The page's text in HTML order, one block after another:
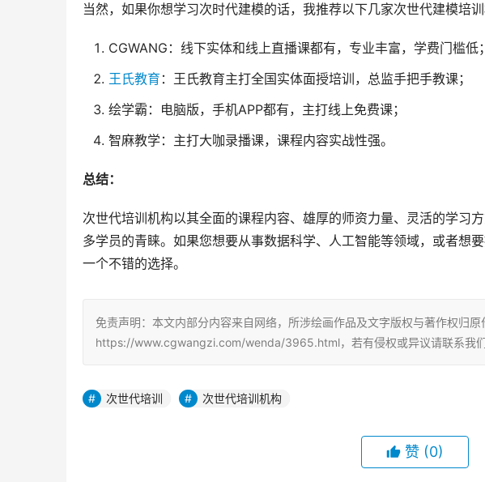
当然，如果你想学习次时代建模的话，我推荐以下几家次世代建模培训
CGWANG：线下实体和线上直播课都有，专业丰富，学费门槛低；
王氏教育 ：王氏教育主打全国实体面授培训，总监手把手教课；
绘学霸：电脑版，手机APP都有，主打线上免费课；
智麻教学：主打大咖录播课，课程内容实战性强。
总结：
次世代培训机构以其全面的课程内容、雄厚的师资力量、灵活的学习
多学员的青睐。如果您想要从事数据科学、人工智能等领域，或者想
一个不错的选择。
免责声明：本文内部分内容来自网络，所涉绘画作品及文字版权与著作权归原
https://www.cgwangzi.com/wenda/3965.html，若有侵权或异议请联系我们
次世代培训 次世代培训机构
赞 (0)